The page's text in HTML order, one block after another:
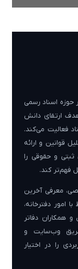
اسناد رسمی
ارتقای دانش
فعالیت می‌کند.
قوانین و ارائه
ثبتی و حقوقی را
فهم‌تر کند.
معرفی آخرین
امور دفترخانه،
همکاران دفاتر
وب‌سایت و
را در اختیار